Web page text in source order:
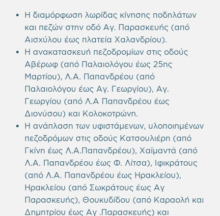
Η διαμόρφωση λωρίδας κίνησης ποδηλάτων
και πεζών στην οδό Αγ. Παρασκευής (από
Αισχύλου έως πλατεία Χαλανδρίου).
Η ανακατασκευή πεζοδρομίων στις οδούς
Αβέρωφ (από Παλαιολόγου έως 25ης
Μαρτίου), Λ.Α. Παπανδρέου (από
Παλαιολόγου έως Αγ. Γεωργίου), Αγ.
Γεωργίου (από Λ.Α Παπανδρέου έως
Διονύσου) και Κολοκοτρώνη.
Η ανάπλαση των υφιστάμενων, υλοποιημένων
πεζοδρόμων στις οδούς Κατσουλιέρη (από
Γκίνη έως Λ.Α.Παπανδρέου), Χαϊμαντά (από
Λ.Α. Παπανδρέου έως Φ. Λίτσα), Ιφικράτους
(από Λ.Α. Παπανδρέου έως Ηρακλείου),
Ηρακλείου (από Σωκράτους έως Αγ
Παρασκευής), Θουκυδίδου (από Καραολή και
Δημητρίου έως Αγ .Παρασκευής) και